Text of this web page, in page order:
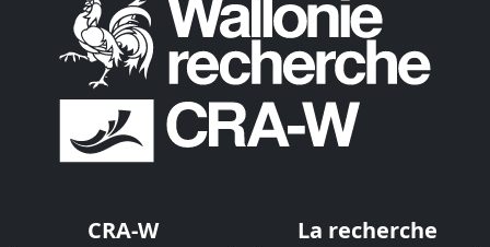
CRA-W La recherche